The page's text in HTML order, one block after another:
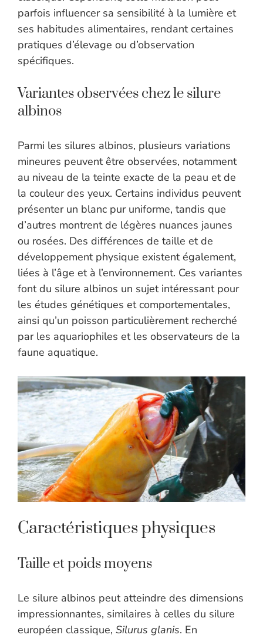
parfois influencer sa sensibilité à la lumière et
ses habitudes alimentaires, rendant certaines
pratiques d’élevage ou d’observation
spécifiques.
Variantes observées chez le silure
albinos
Parmi les silures albinos, plusieurs variations
mineures peuvent être observées, notamment
au niveau de la teinte exacte de la peau et de
la couleur des yeux. Certains individus peuvent
présenter un blanc pur uniforme, tandis que
d’autres montrent de légères nuances jaunes
ou rosées. Des différences de taille et de
développement physique existent également,
liées à l’âge et à l’environnement. Ces variantes
font du silure albinos un sujet intéressant pour
les études génétiques et comportementales,
ainsi qu’un poisson particulièrement recherché
par les aquariophiles et les observateurs de la
faune aquatique.
Caractéristiques physiques
Taille et poids moyens
Le silure albinos peut atteindre des dimensions
impressionnantes, similaires à celles du silure
européen classique, Silurus glanis. En